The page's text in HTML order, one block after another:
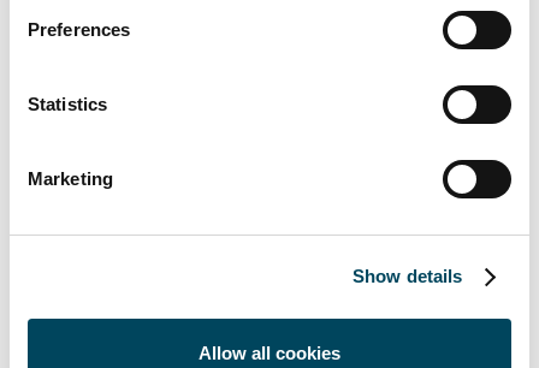
Preferences
Statistics
Marketing
Show details
Allow all cookies
internationalen Flugverbindungen. Clermont-
Auvergne eine der renommiertesten
der Studentenanteil an der Bevölkerung mit
Altersdurchschnitt sehr niedrig: 45 Prozent
der Einwohner sind unter 30 Jahre alt.
Der Käufer wurde von BeReal Investment
Management unterstützt. BeReal wird auch